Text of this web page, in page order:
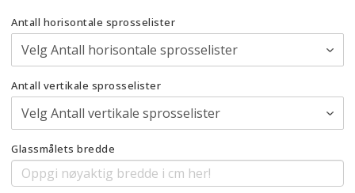
Antall horisontale sprosselister
Antall vertikale sprosselister
Glassmålets bredde